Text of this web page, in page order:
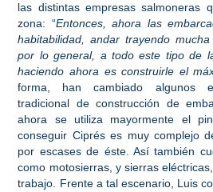
las distintas empresas salmoneras
zona: “Entonces, ahora las
habitabilidad, andar trayendo
por lo general, a todo este tipo de
haciendo ahora es construirle el
forma, han cambiado algunos
tradicional de construcción de
ahora se utiliza mayormente el
conseguir Ciprés es muy complejo
por escases de éste. Así también
como motosierras, y sierras
trabajo.
Frente a tal escenario, Luis